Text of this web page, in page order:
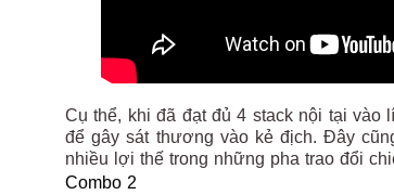
Cụ thể, khi đã đạt đủ 4 stack nội tại vào
để gây sát thương vào kẻ địch. Đây
nhiều lợi thế trong những pha trao đổi
Combo 2